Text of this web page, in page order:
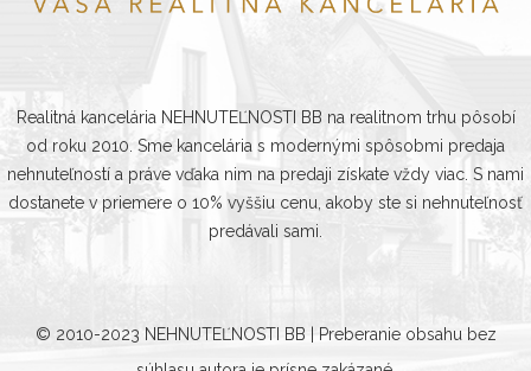
Realitná kancelária NEHNUTEĽNOSTI BB na realitnom trhu pôsobí
od roku 2010. Sme kancelária s modernými spôsobmi predaja
nehnuteľností a práve vďaka nim na predaji získate vždy viac. S nami
dostanete v priemere o 10% vyššiu cenu, akoby ste si nehnuteľnosť
predávali sami.
© 2010-2023 NEHNUTEĽNOSTI BB | Preberanie obsahu bez